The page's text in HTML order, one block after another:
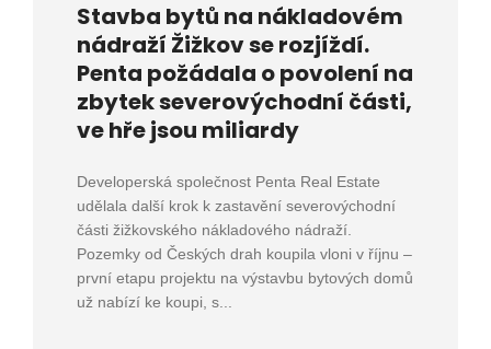
Stavba bytů na nákladovém
nádraží Žižkov se rozjíždí.
Penta požádala o povolení na
zbytek severovýchodní části,
ve hře jsou miliardy
Developerská společnost Penta Real Estate
udělala další krok k zastavění severovýchodní
části žižkovského nákladového nádraží.
Pozemky od Českých drah koupila vloni v říjnu –
první etapu projektu na výstavbu bytových domů
už nabízí ke koupi, s...